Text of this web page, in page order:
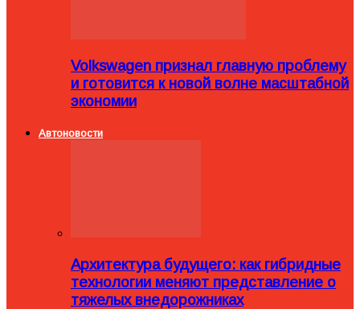
Volkswagen признал главную проблему
и готовится к новой волне масштабной
экономии
Автоновости
Архитектура будущего: как гибридные
технологии меняют представление о
тяжелых внедорожниках